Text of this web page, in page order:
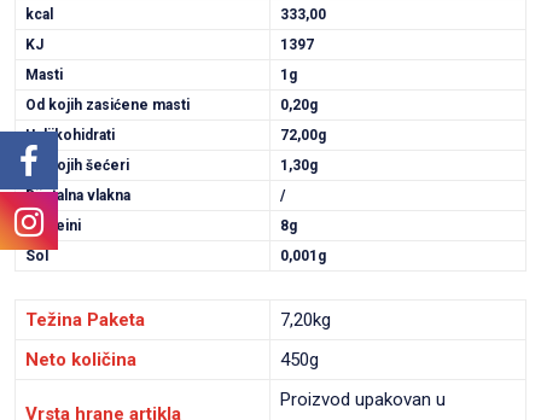
kcal
333,00
KJ
1397
Masti
1g
Od kojih zasićene masti
0,20g
Ugljikohidrati
72,00g
Od kojih šećeri
1,30g
Dijetalna vlakna
/
Proteini
8g
Sol
0,001g
Težina Paketa
7,20kg
Neto količina
450g
Vrsta hrane artikla
Proizvod upakovan u